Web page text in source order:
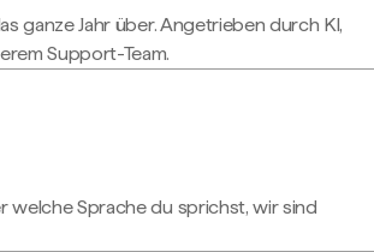
ganze Jahr über. Angetrieben durch KI,
Support-Team.
welche Sprache du sprichst, wir sind